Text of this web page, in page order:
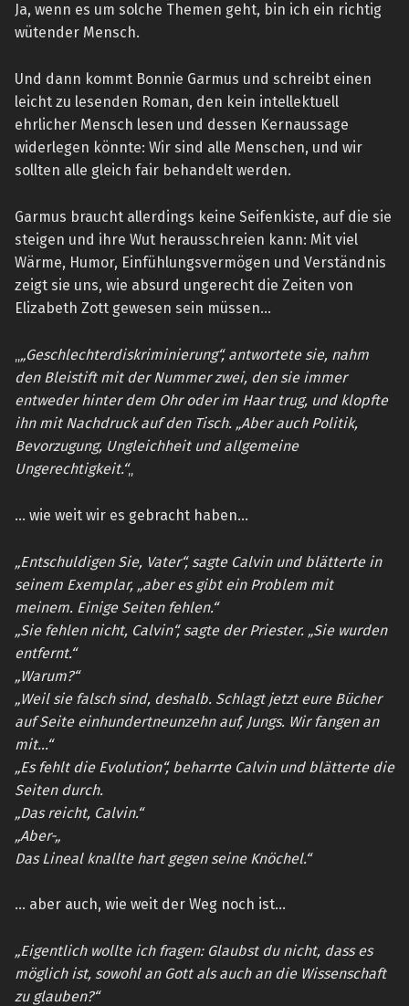
Ja, wenn es um solche Themen geht, bin ich ein richtig
wütender Mensch.
Und dann kommt Bonnie Garmus und schreibt einen
leicht zu lesenden Roman, den kein intellektuell
ehrlicher Mensch lesen und dessen Kernaussage
widerlegen könnte: Wir sind alle Menschen, und wir
sollten alle gleich fair behandelt werden.
Garmus braucht allerdings keine Seifenkiste, auf die sie
steigen und ihre Wut herausschreien kann: Mit viel
Wärme, Humor, Einfühlungsvermögen und Verständnis
zeigt sie uns, wie absurd ungerecht die Zeiten von
Elizabeth Zott gewesen sein müssen…
„Geschlechterdiskriminierung“, antwortete sie, nahm
den Bleistift mit der Nummer zwei, den sie immer
entweder hinter dem Ohr oder im Haar trug, und klopfte
ihn mit Nachdruck auf den Tisch. „Aber auch Politik,
Bevorzugung, Ungleichheit und allgemeine
Ungerechtigkeit.“„
… wie weit wir es gebracht haben…
„Entschuldigen Sie, Vater“, sagte Calvin und blätterte in
seinem Exemplar, „aber es gibt ein Problem mit
meinem. Einige Seiten fehlen.“
„Sie fehlen nicht, Calvin“, sagte der Priester. „Sie wurden
entfernt.“
„Warum?“
„Weil sie falsch sind, deshalb. Schlagt jetzt eure Bücher
auf Seite einhundertneunzehn auf, Jungs. Wir fangen an
mit…“
„Es fehlt die Evolution“, beharrte Calvin und blätterte die
Seiten durch.
„Das reicht, Calvin.“
„Aber-„
Das Lineal knallte hart gegen seine Knöchel.“
… aber auch, wie weit der Weg noch ist…
„Eigentlich wollte ich fragen: Glaubst du nicht, dass es
möglich ist, sowohl an Gott als auch an die Wissenschaft
zu glauben?“